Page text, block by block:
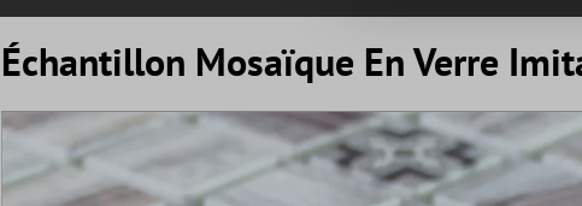
Échantillon Mosaïque En Verre